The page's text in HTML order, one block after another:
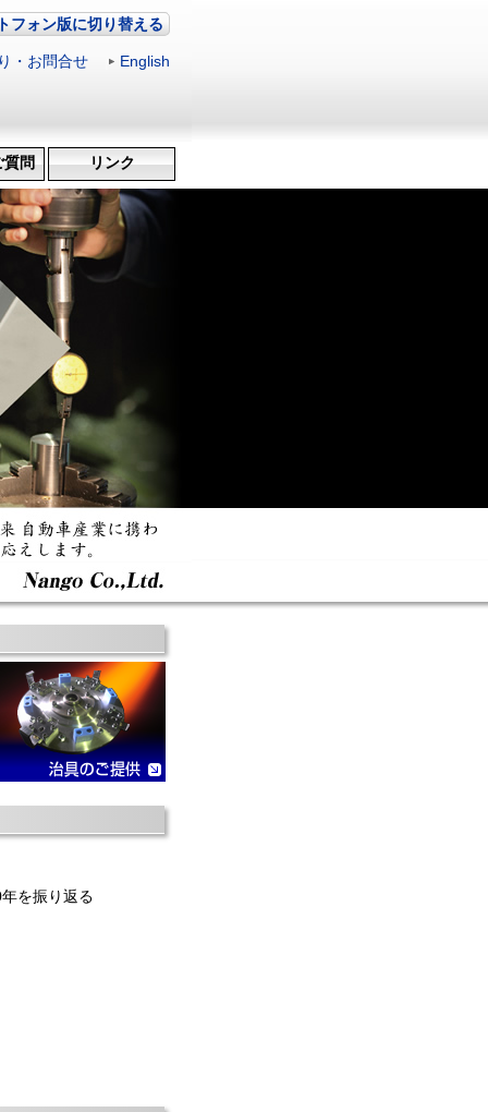
フォン版に切り替える
・お問合せ English
問 リンク
を振り返る